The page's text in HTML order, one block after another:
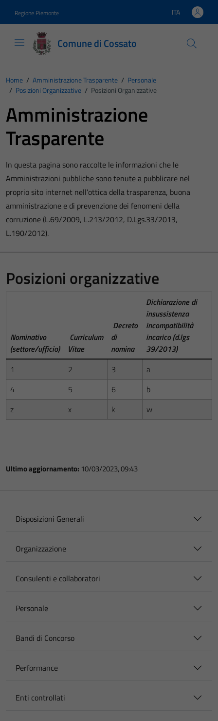
Regione Piemonte Lingua attiva:
ITA
Comune di Cossato
Home / Amministrazione Trasparente / Personale
/ Posizioni Organizzative / Posizioni Organizzative
Amministrazione
Trasparente
In questa pagina sono raccolte le informazioni che le
Amministrazioni pubbliche sono tenute a pubblicare nel
proprio sito internet nell’ottica della trasparenza, buona
amministrazione e di prevenzione dei fenomeni della
corruzione (L.69/2009, L.213/2012, D.Lgs.33/2013,
L.190/2012).
Posizioni organizzative
Nominativo
(settore/ufficio)
Curriculum
Vitae
Decreto
di
nomina
Dichiarazione di
insussistenza
incompatibilità
incarico (d.lgs
39/2013)
1
2 3
a
4
5 6
b
z
x k w
Ultimo aggiornamento: 10/03/2023, 09:43
Disposizioni Generali
Organizzazione
Consulenti e collaboratori
Personale
Bandi di Concorso
Performance
Enti controllati